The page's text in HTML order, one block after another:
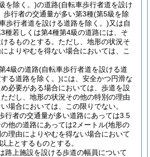
を除く。)の道路(自転車歩行者道を設け
、歩行者の交通量が多い第3種(第5級を除
歩行者道を設ける道路を除く。)又は自
種若しくは第4種第4級の道路には、そ
るものとする。 ただし、地形の状況そ
よりやむを得ない場合においては、こ
4級の道路(自転車歩行者道を設ける道
る道路を除く。)には、安全かつ円滑な
必要がある場合においては、歩道を設
ただし、地形の状況その他の特別の理由
場合においては、この限りでない。
行者の交通量が多い道路にあっては3.5
他の道路にあっては2メートル(地形の
理由によりやむを得ない場合において
以上とするものとする。
路上施設を設ける歩道の幅員について